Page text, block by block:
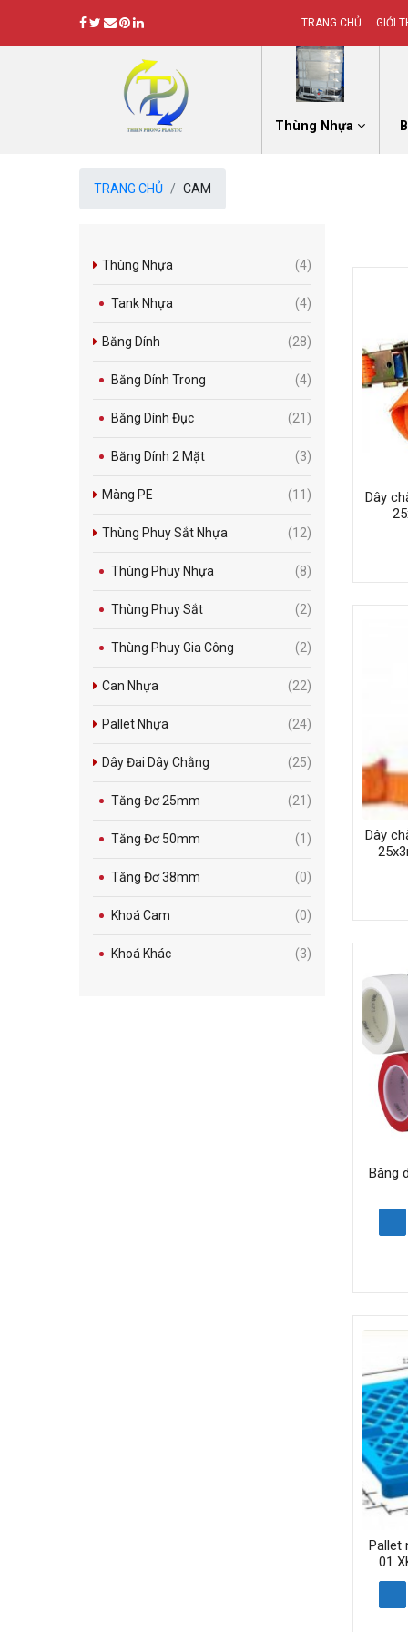
TRANG CHỦ GIỚI
Thùng Nhựa
TRANG CHỦ CAM
Thùng Nhựa (4)
Tank Nhựa (4)
Băng Dính (28)
Băng Dính Trong (4)
Băng Dính Đục (21)
Băng Dính 2 Mặt (3)
Màng PE (11)
Thùng Phuy Sắt Nhựa (12)
Thùng Phuy Nhựa (8)
Thùng Phuy Sắt (2)
Thùng Phuy Gia Công (2)
Can Nhựa (22)
Pallet Nhựa (24)
Dây Đai Dây Chằng (25)
Tăng Đơ 25mm (21)
Tăng Đơ 50mm (1)
Tăng Đơ 38mm (0)
Khoá Cam (0)
Khoá Khác (3)
Dây
Dây
Băng
Pallet
01